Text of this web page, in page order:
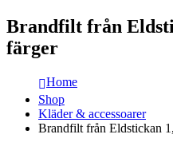
Brandfilt från
färger
Home
Shop
Kläder & accessoarer
Brandfilt från Eldstickan